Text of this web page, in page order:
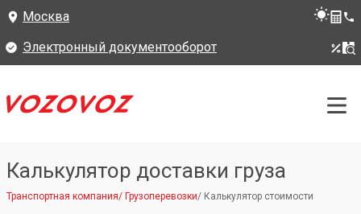
Москва
Электронный документооборот
Калькулятор доставки груза
Транспортная компания/ Грузоперевозки/ Калькулятор стоимости